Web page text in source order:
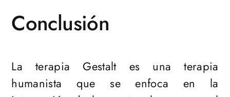
Conclusión
La terapia Gestalt es una terapia
humanista que se enfoca en la